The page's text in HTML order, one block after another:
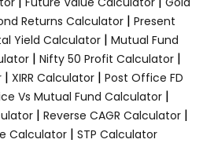
Returns Calculator | Present
Yield Calculator | Mutual Fund
| Nifty 50 Profit Calculator|
| XIRR Calculator| Post Office FD
Vs Mutual Fund Calculator|
| Reverse CAGR Calculator |
Calculator | STP Calculator